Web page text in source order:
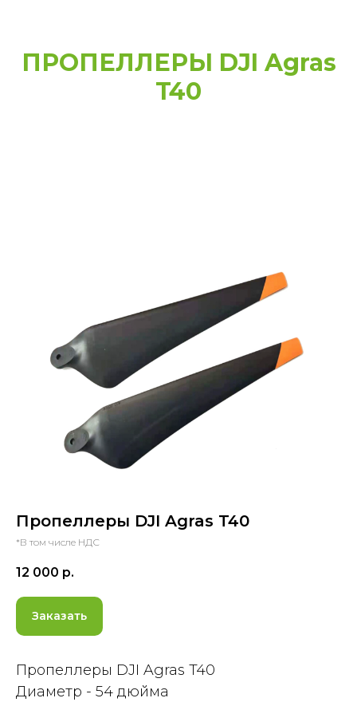
ПРОПЕЛЛЕРЫ DJI Agras
T40
Пропеллеры DJI Agras T40
*В том числе НДС
12 000 р.
Заказать
Пропеллеры DJI Agras T40
Диаметр - 54 дюйма